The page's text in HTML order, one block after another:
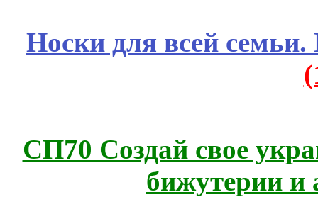
Носки для всей
СП70 Создай свое
бижутерии и